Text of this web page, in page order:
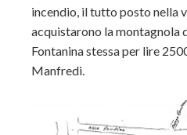
incendio, il tutto posto nella
acquistarono la montagnola
Fontanina stessa per lire
Manfredi.